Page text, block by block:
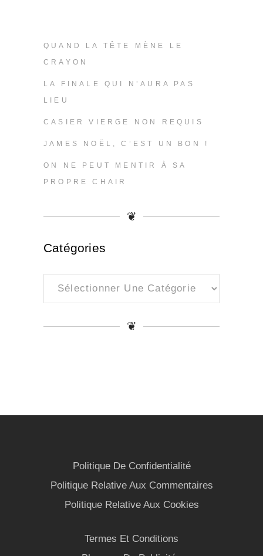
QUAND LA TÊTE MÈNE LE
CRAYON
LA FINALE QUI N’AURA PAS
LIEU
CASIER VIERGE NON REQUIS
JAMES NOËL, C’EST UN BON !
ON NE PEUT MENTIR À SA
PROPRE CHAIR
❦
Catégories
Catégories
❦
Politique De Confidentialité
Politique Relative Aux Commentaires
Politique Relative Aux Cookies
Termes Et Conditions